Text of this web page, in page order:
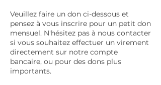
Veuillez faire un don ci-dessous et
pensez à vous inscrire pour un petit don
mensuel. N'hésitez pas à nous contacter
si vous souhaitez effectuer un virement
directement sur notre compte
bancaire, ou pour des dons plus
importants.